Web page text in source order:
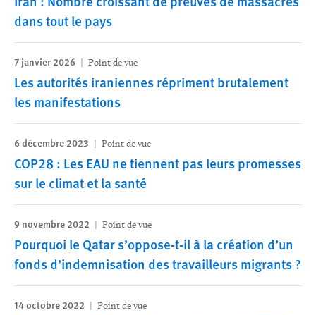
dans tout le pays
7 janvier 2026 Point de vue
Les autorités iraniennes répriment brutalement
les manifestations
6 décembre 2023 Point de vue
COP28 : Les EAU ne tiennent pas leurs promesses
sur le climat et la santé
9 novembre 2022 Point de vue
Pourquoi le Qatar s’oppose-t-il à la création d’un
fonds d’indemnisation des travailleurs migrants ?
14 octobre 2022 Point de vue